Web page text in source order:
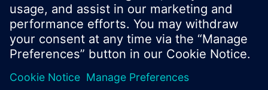
© Siemens Switzerland Ltd. 2016